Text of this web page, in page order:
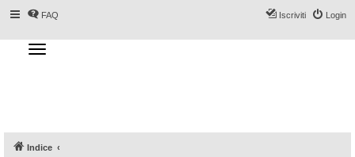
FAQ Login
Iscriviti
T
o
g
a
t
Indice